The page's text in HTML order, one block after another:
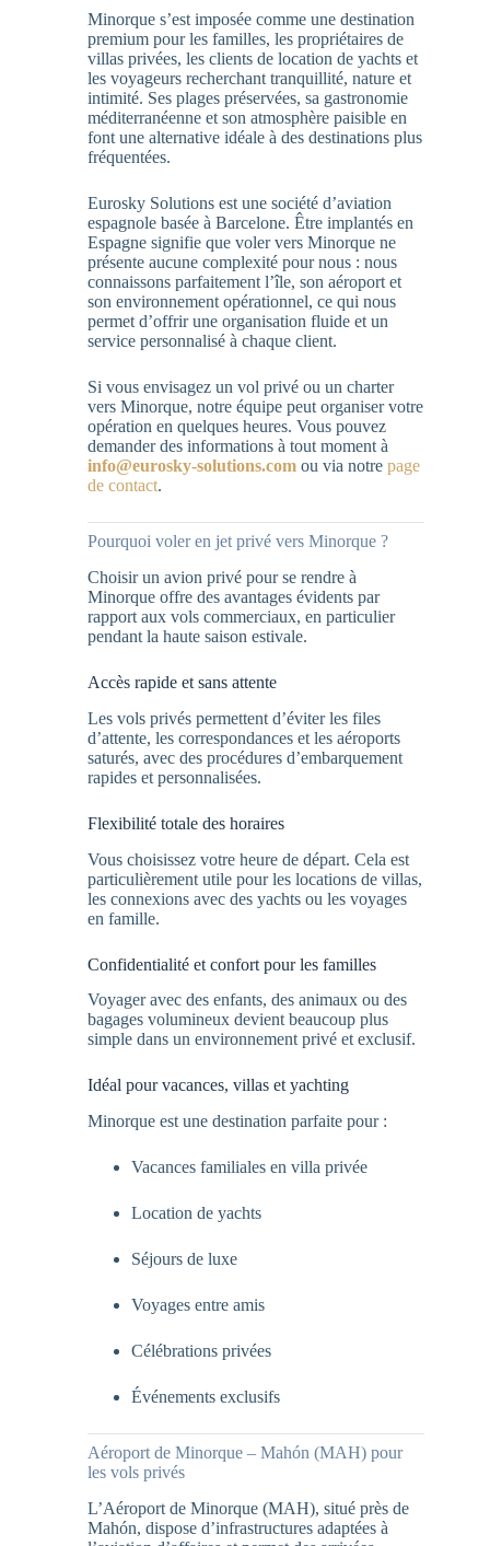
Minorque s’est imposée comme une destination
premium pour les familles, les propriétaires de
villas privées, les clients de location de yachts et
les voyageurs recherchant tranquillité, nature et
intimité. Ses plages préservées, sa gastronomie
méditerranéenne et son atmosphère paisible en
font une alternative idéale à des destinations plus
fréquentées.
Eurosky Solutions est une société d’aviation
espagnole basée à Barcelone. Être implantés en
Espagne signifie que voler vers Minorque ne
présente aucune complexité pour nous : nous
connaissons parfaitement l’île, son aéroport et
son environnement opérationnel, ce qui nous
permet d’offrir une organisation fluide et un
service personnalisé à chaque client.
Si vous envisagez un vol privé ou un charter
vers Minorque, notre équipe peut organiser votre
opération en quelques heures. Vous pouvez
demander des informations à tout moment à
info@eurosky-solutions.com ou via notre page
de contact.
Pourquoi voler en jet privé vers Minorque ?
Choisir un avion privé pour se rendre à
Minorque offre des avantages évidents par
rapport aux vols commerciaux, en particulier
pendant la haute saison estivale.
Accès rapide et sans attente
Les vols privés permettent d’éviter les files
d’attente, les correspondances et les aéroports
saturés, avec des procédures d’embarquement
rapides et personnalisées.
Flexibilité totale des horaires
Vous choisissez votre heure de départ. Cela est
particulièrement utile pour les locations de villas,
les connexions avec des yachts ou les voyages
en famille.
Confidentialité et confort pour les familles
Voyager avec des enfants, des animaux ou des
bagages volumineux devient beaucoup plus
simple dans un environnement privé et exclusif.
Idéal pour vacances, villas et yachting
Minorque est une destination parfaite pour :
Vacances familiales en villa privée
Location de yachts
Séjours de luxe
Voyages entre amis
Célébrations privées
Événements exclusifs
Aéroport de Minorque – Mahón (MAH) pour
les vols privés
L’Aéroport de Minorque (MAH), situé près de
Mahón, dispose d’infrastructures adaptées à